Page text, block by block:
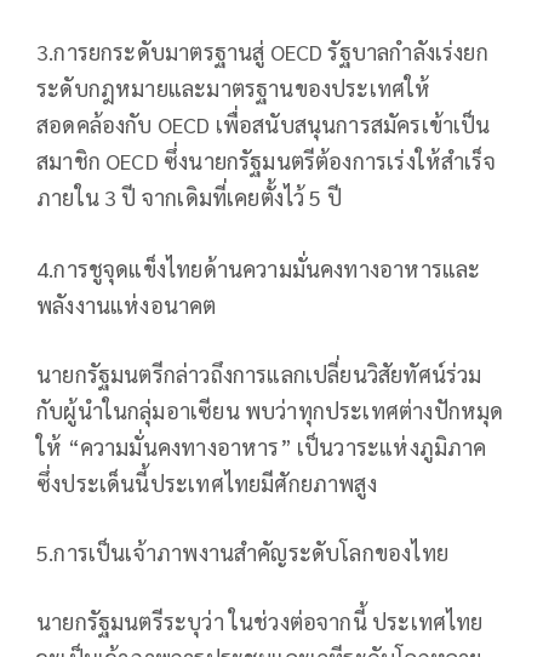
3.การยกระดับมาตรฐานสู่ OECD รัฐบาลกำลังเร่งยก
ระดับกฎหมายและมาตรฐานของประเทศให้
สอดคล้องกับ OECD เพื่อสนับสนุนการสมัครเข้าเป็น
สมาชิก OECD ซึ่งนายกรัฐมนตรีต้องการเร่งให้สำเร็จ
ภายใน 3 ปี จากเดิมที่เคยตั้งไว้ 5 ปี
4.การชูจุดแข็งไทยด้านความมั่นคงทางอาหารและ
พลังงานแห่งอนาคต
นายกรัฐมนตรีกล่าวถึงการแลกเปลี่ยนวิสัยทัศน์ร่วม
กับผู้นำในกลุ่มอาเซียน พบว่าทุกประเทศต่างปักหมุด
ให้ “ความมั่นคงทางอาหาร” เป็นวาระแห่งภูมิภาค
ซึ่งประเด็นนี้ประเทศไทยมีศักยภาพสูง
5.การเป็นเจ้าภาพงานสำคัญระดับโลกของไทย
นายกรัฐมนตรีระบุว่า ในช่วงต่อจากนี้ ประเทศไทย